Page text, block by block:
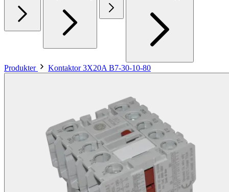
Produkter Kontaktor 3X20A B7-30-10-80